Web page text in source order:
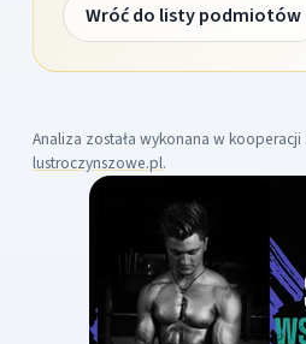
Wróć do listy podmiotów
Analiza została wykonana w
lustroczynszowe.pl.